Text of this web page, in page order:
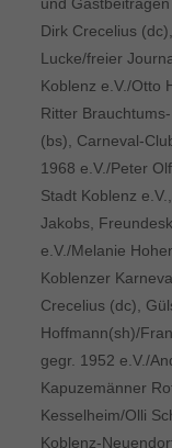
und
Dirk Crecelius
Lucke/freier
Koblenz e.V./Otto
Ritter
(bs), Carneval-
1968 e.V./Peter
Stadt Koblenz
Jakobs,
e.V./Melanie
Koblenzer
Crecelius (dc),
Hoffmann(sh)/
gegr. 1952 e.V./
Kapuzemänner
Kesselheim/Olli
Koblenz-